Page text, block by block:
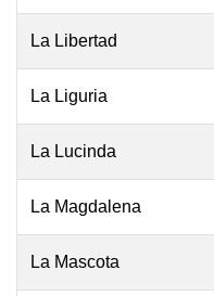
La Libertad
La Liguria
La Lucinda
La Magdalena
La Mascota